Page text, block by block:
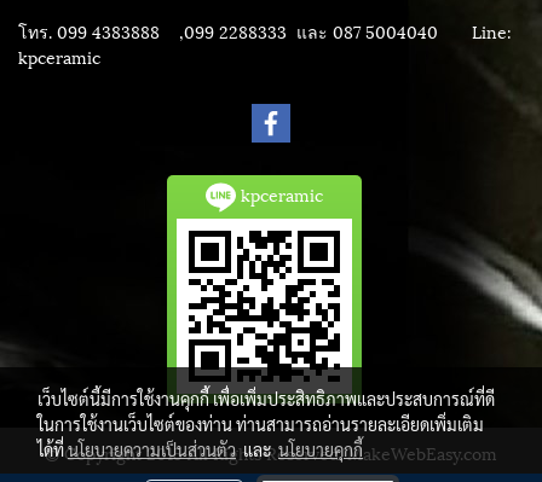
โทร. 099 4383888 ,099 2288333 และ 087 5004040 Line:
kpceramic
kpceramic
© Copyright 2015 All Rights Reserved. MakeWebEasy.com
เว็บไซต์นี้มีการใช้งานคุกกี้ เพื่อเพิ่มประสิทธิภาพและประสบการณ์ที่ดี
ในการใช้งานเว็บไซต์ของท่าน ท่านสามารถอ่านรายละเอียดเพิ่มเติม
ได้ที่นโยบายความเป็นส่วนตัวและนโยบายคุกกี้